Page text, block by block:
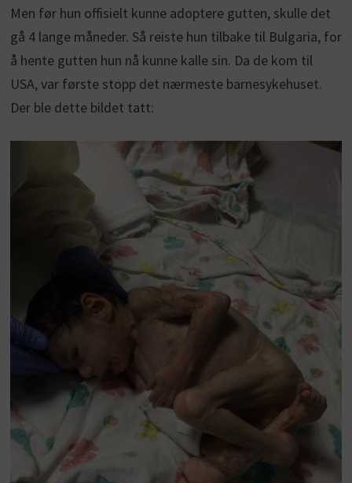
Men før hun offisielt kunne adoptere gutten, skulle det
gå 4 lange måneder. Så reiste hun tilbake til Bulgaria, for
å hente gutten hun nå kunne kalle sin. Da de kom til
USA, var første stopp det nærmeste barnesykehuset.
Der ble dette bildet tatt: